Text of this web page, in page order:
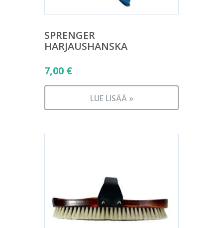
SPRENGER
HARJAUSHANSKA
7,00 €
LUE LISÄÄ »